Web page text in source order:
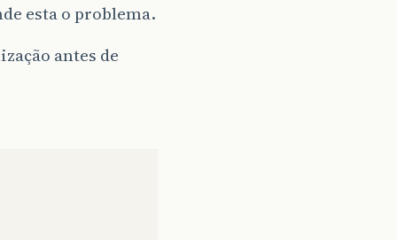
esta o problema.
antes de